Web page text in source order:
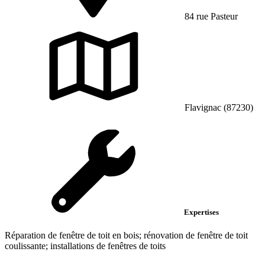
84 rue Pasteur
Flavignac (87230)
Expertises
Réparation de fenêtre de toit en bois; rénovation de fenêtre de toit
coulissante; installations de fenêtres de toits